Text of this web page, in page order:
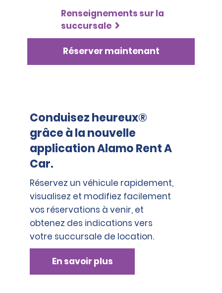
Renseignements sur la
succursale
Réserver maintenant
Conduisez heureux®
grâce à la nouvelle
application Alamo Rent A
Car.
Réservez un véhicule rapidement,
visualisez et modifiez facilement
vos réservations à venir, et
obtenez des indications vers
votre succursale de location.
En savoir plus